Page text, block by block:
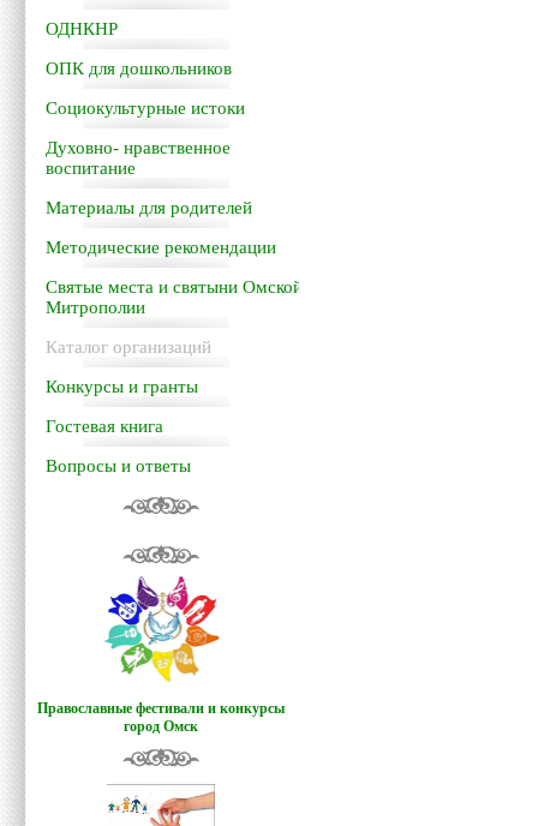
ОДНКНР
ОПК для дошкольников
Социокультурные истоки
Духовно- нравственное
воспитание
Материалы для родителей
Методические рекомендации
Святые места и святыни Омской
Митрополии
Каталог организаций
Конкурсы и гранты
Гостевая книга
Вопросы и ответы
Православные фестивали и конкурсы
город Омск